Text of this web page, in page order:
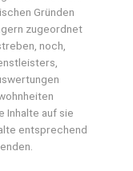
Gründen
zugeordnet
noch,
Inhalte auf sie
entsprechend